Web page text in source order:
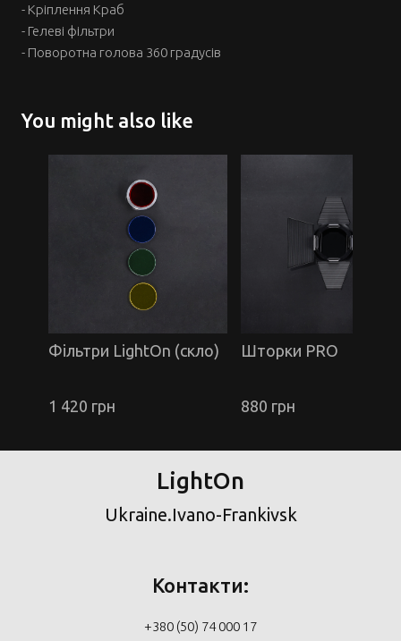
- Кріплення Краб
- Гелеві фільтри
- Поворотна голова 360 градусів
You might also like
Фільтри LightOn (скло)
1 420 грн
Шторки PRO
880 грн
LightOn
Ukraine.Ivano-Frankivsk
Контакти:
+380 (50) 74 000 17